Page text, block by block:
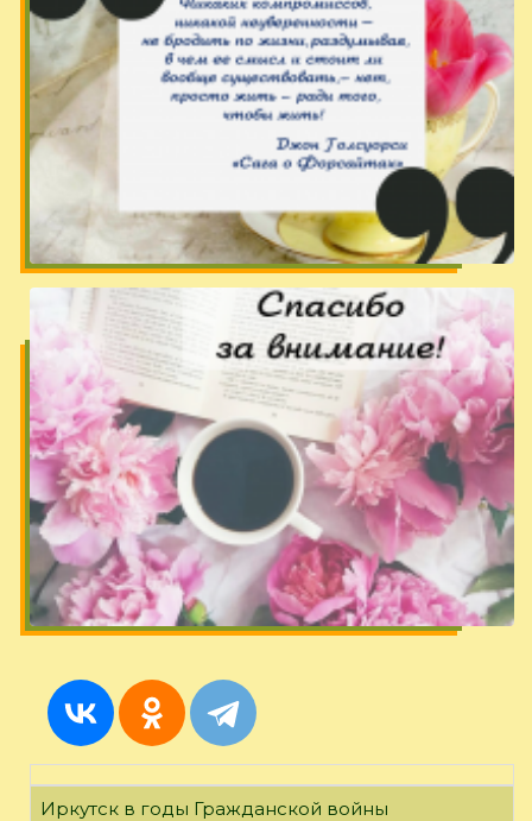
Иркутск в годы Гражданской войны